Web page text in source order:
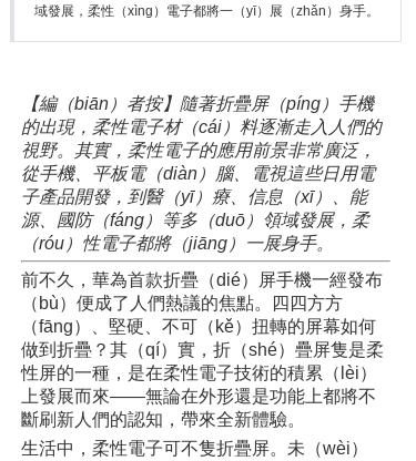
域發展，柔性（xìng）電子都將一（yī）展（zhǎn）身手。
【編（biān）者按】隨著折疊屏（píng）手機
的出現，柔性電子材（cái）料逐漸走入人們的
視野。其實，柔性電子的應用前景非常廣泛，
從手機、平板電（diàn）腦、電視這些日用電
子產品開發，到醫（yī）療、信息（xī）、能
源、國防（fáng）等多（duō）領域發展，柔
（róu）性電子都將（jiāng）一展身手。
前不久，華為首款折疊（dié）屏手機一經發布
（bù）便成了人們熱議的焦點。四四方方
（fāng）、堅硬、不可（kě）扭轉的屏幕如何
做到折疊？其（qí）實，折（shé）疊屏隻是柔
性屏的一種，是在柔性電子技術的積累（lèi）
上發展而來——無論在外形還是功能上都將不
斷刷新人們的認知，帶來全新體驗。
生活中，柔性電子可不隻折疊屏。未（wèi）